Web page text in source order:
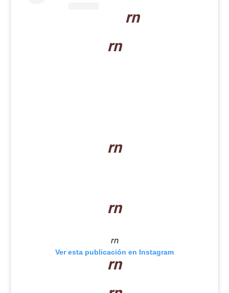
rn
rn
rn
rn
rn
Ver esta publicación en Instagram
rn